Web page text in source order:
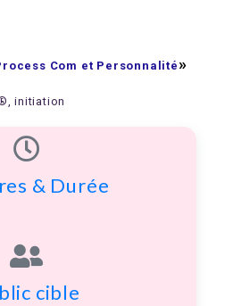
Com et Personnalité
initiation
& Durée
cible